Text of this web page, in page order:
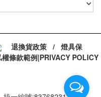
退換貨政策 / 燈具保
權條款範例|PRIVACY POLICY